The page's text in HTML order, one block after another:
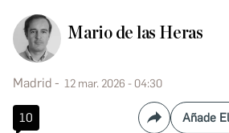
Mario de las Heras
Madrid 12 mar. 2026 - 04:30
10 Compartir
Añade